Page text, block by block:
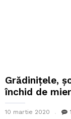
Grădinițele,
închid de
10 martie 2020 1